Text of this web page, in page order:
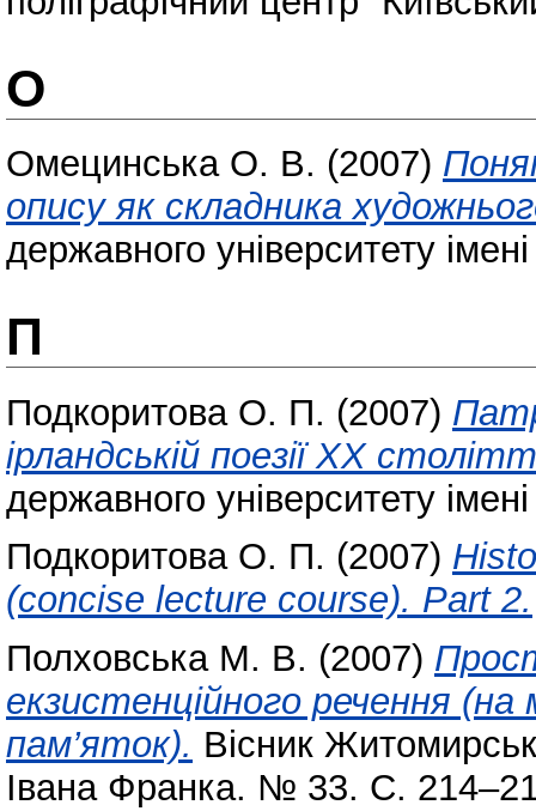
О
Омецинська О. В. (2007)
опису як складника
державного університету
П
Подкоритова О. П. (2007)
ірландській поезії ХХ
державного університету
Подкоритова О. П. (2007)
(concise lecture course). Part 2.
Полховська М. В. (2007)
екзистенційного речення (на
пам’яток). Вісник
Івана Франка. № 33. С.